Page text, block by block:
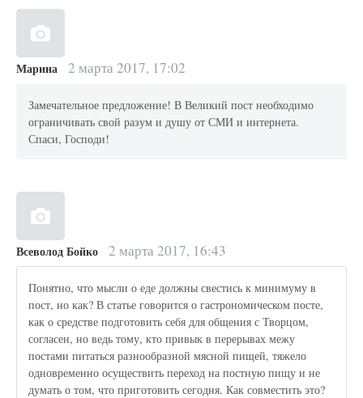
Марина 2 марта 2017, 17:02
Замечательное предложение! В Великий пост необходимо
ограничивать свой разум и душу от СМИ и интернета.
Спаси, Господи!
Всеволод Бойко 2 марта 2017, 16:43
Понятно, что мысли о еде должны свестись к минимуму в
пост, но как? В статье говорится о гастрономическом посте,
как о средстве подготовить себя для общения с Творцом,
согласен, но ведь тому, кто привык в перерывах межу
постами питаться разнообразной мясной пищей, тяжело
одновременно осуществить переход на постную пищу и не
думать о том, что приготовить сегодня. Как совместить это?